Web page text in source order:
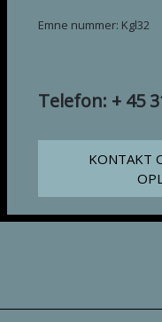
Emne nummer: Kgl32
Telefon: + 45
KONTAKT